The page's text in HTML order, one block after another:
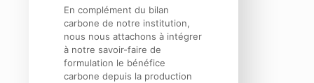
En complément du bilan
carbone de notre institution,
nous nous attachons à intégrer
à notre savoir-faire de
formulation le bénéfice
carbone depuis la production